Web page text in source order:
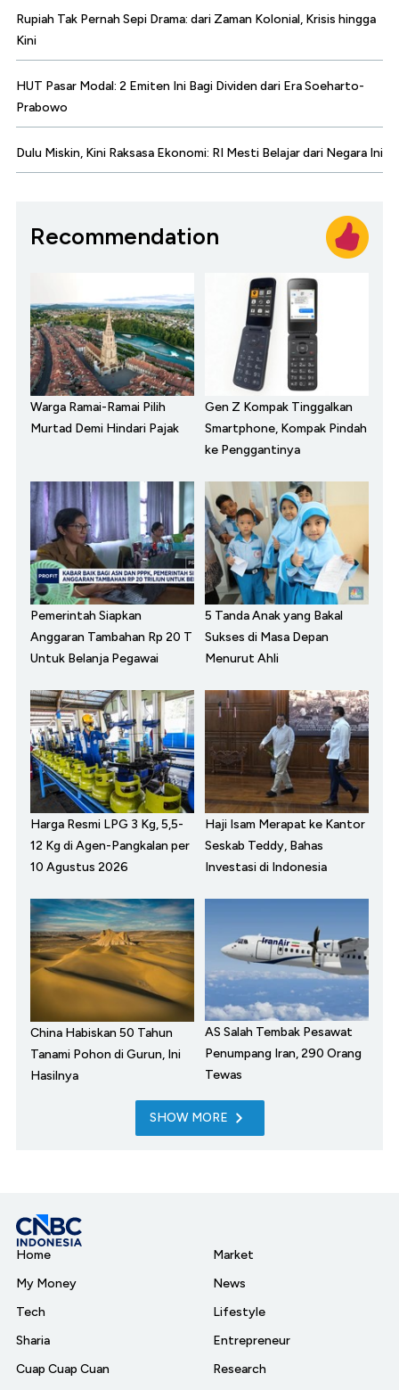
Rupiah Tak Pernah Sepi Drama: dari Zaman Kolonial, Krisis hingga
Kini
HUT Pasar Modal: 2 Emiten Ini Bagi Dividen dari Era Soeharto-
Prabowo
Dulu Miskin, Kini Raksasa Ekonomi: RI Mesti Belajar dari Negara Ini
Recommendation
Warga Ramai-Ramai Pilih
Murtad Demi Hindari Pajak
Gen Z Kompak Tinggalkan
Smartphone, Kompak Pindah
ke Penggantinya
Pemerintah Siapkan
Anggaran Tambahan Rp 20 T
Untuk Belanja Pegawai
5 Tanda Anak yang Bakal
Sukses di Masa Depan
Menurut Ahli
Harga Resmi LPG 3 Kg, 5,5-
12 Kg di Agen-Pangkalan per
10 Agustus 2026
Haji Isam Merapat ke Kantor
Seskab Teddy, Bahas
Investasi di Indonesia
China Habiskan 50 Tahun
Tanami Pohon di Gurun, Ini
Hasilnya
AS Salah Tembak Pesawat
Penumpang Iran, 290 Orang
Tewas
SHOW MORE
Home
My Money
Tech
Sharia
Cuap Cuap Cuan
Market
News
Lifestyle
Entrepreneur
Research